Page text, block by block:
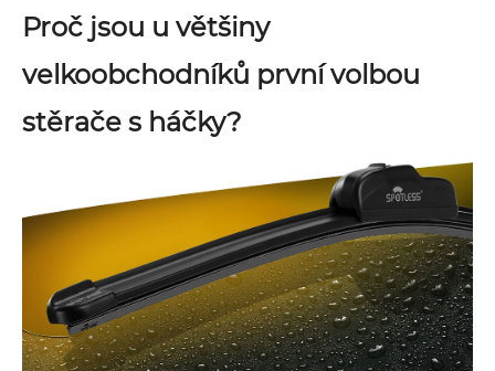
Proč jsou u většiny
velkoobchodníků první volbou
stěrače s háčky?